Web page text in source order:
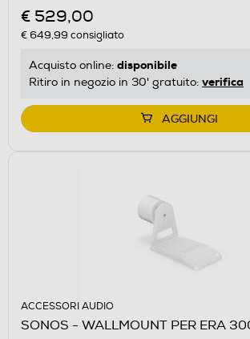
€ 529,00
€ 649,99 consigliato
Acquisto online: disponibile
Ritiro in negozio in 30' gratuito: verifica
AGGIUNGI
ACCESSORI AUDIO
SONOS - WALLMOUNT PER ERA